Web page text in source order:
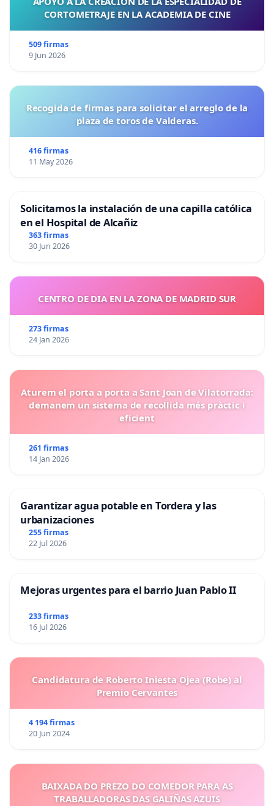
CORTOMETRAJE EN LA ACADEMIA DE CINE
509 firmas
9 Jun 2026
Recogida de firmas para solicitar el arreglo de la
plaza de toros de Valderas.
416 firmas
11 May 2026
Solicitamos la instalación de una capilla católica
en el Hospital de Alcañiz
363 firmas
30 Jun 2026
CENTRO DE DIA EN LA ZONA DE MADRID SUR
273 firmas
24 Jan 2026
Aturem el porta a porta a Sant Joan de Vilatorrada:
demanem un sistema de recollida més pràctic i
eficient
261 firmas
14 Jan 2026
Garantizar agua potable en Tordera y las
urbanizaciones
255 firmas
22 Jul 2026
Mejoras urgentes para el barrio Juan Pablo II
233 firmas
16 Jul 2026
Candidatura de Roberto Iniesta Ojea (Robe) al
Premio Cervantes
4 194 firmas
20 Jun 2024
BAIXADA DO PREZO DO COMEDOR PARA AS
TRABALLADORAS DAS GALIÑAS AZUIS